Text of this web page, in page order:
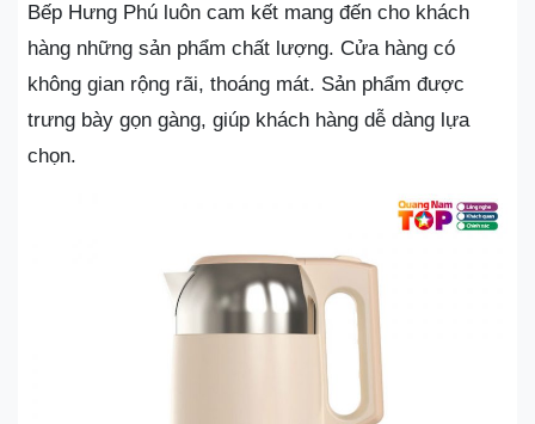
Bếp Hưng Phú luôn cam kết mang đến cho khách
hàng những sản phẩm chất lượng. Cửa hàng có
không gian rộng rãi, thoáng mát. Sản phẩm được
trưng bày gọn gàng, giúp khách hàng dễ dàng lựa
chọn.